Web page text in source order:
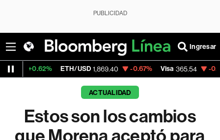
PUBLICIDAD
Ingresar
ETH/USD 1,869.40 -0.67% Visa 365.54 -0.16%
ACTUALIDAD
Estos son los cambios